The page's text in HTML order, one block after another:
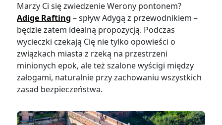
Marzy Ci się zwiedzenie Werony pontonem?
Adige Rafting – spływ Adygą z przewodnikiem –
będzie zatem idealną propozycją. Podczas
wycieczki czekają Cię nie tylko opowieści o
związkach miasta z rzeką na przestrzeni
minionych epok, ale też szalone wyścigi między
załogami, naturalnie przy zachowaniu wszystkich
zasad bezpieczeństwa.